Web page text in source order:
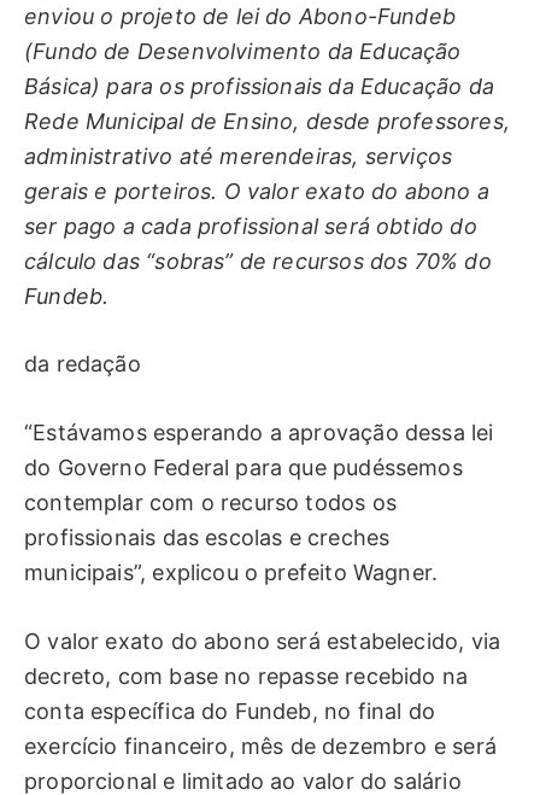
enviou o projeto de lei do Abono-Fundeb
(Fundo de Desenvolvimento da Educação
Básica) para os profissionais da Educação da
Rede Municipal de Ensino, desde professores,
administrativo até merendeiras, serviços
gerais e porteiros. O valor exato do abono a
ser pago a cada profissional será obtido do
cálculo das “sobras” de recursos dos 70% do
Fundeb.
da redação
“Estávamos esperando a aprovação dessa lei
do Governo Federal para que pudéssemos
contemplar com o recurso todos os
profissionais das escolas e creches
municipais”, explicou o prefeito Wagner.
O valor exato do abono será estabelecido, via
decreto, com base no repasse recebido na
conta específica do Fundeb, no final do
exercício financeiro, mês de dezembro e será
proporcional e limitado ao valor do salário